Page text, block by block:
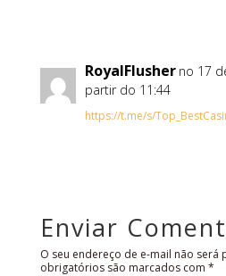
RoyalFlusher no 17
partir do 11:44
https://t.me/s/
Enviar
O seu endereço de e-mail não será
obrigatórios são marcados com *